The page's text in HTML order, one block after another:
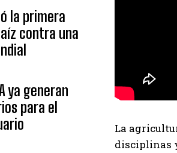
la primera
contra una
ya generan
para el
La
disciplinas